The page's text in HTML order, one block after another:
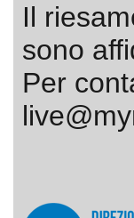
Il
sono
Per